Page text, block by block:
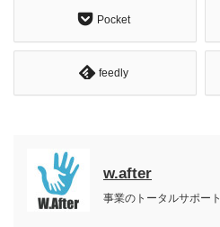
Pocket
feedly
w.after
事業のトータルサポート